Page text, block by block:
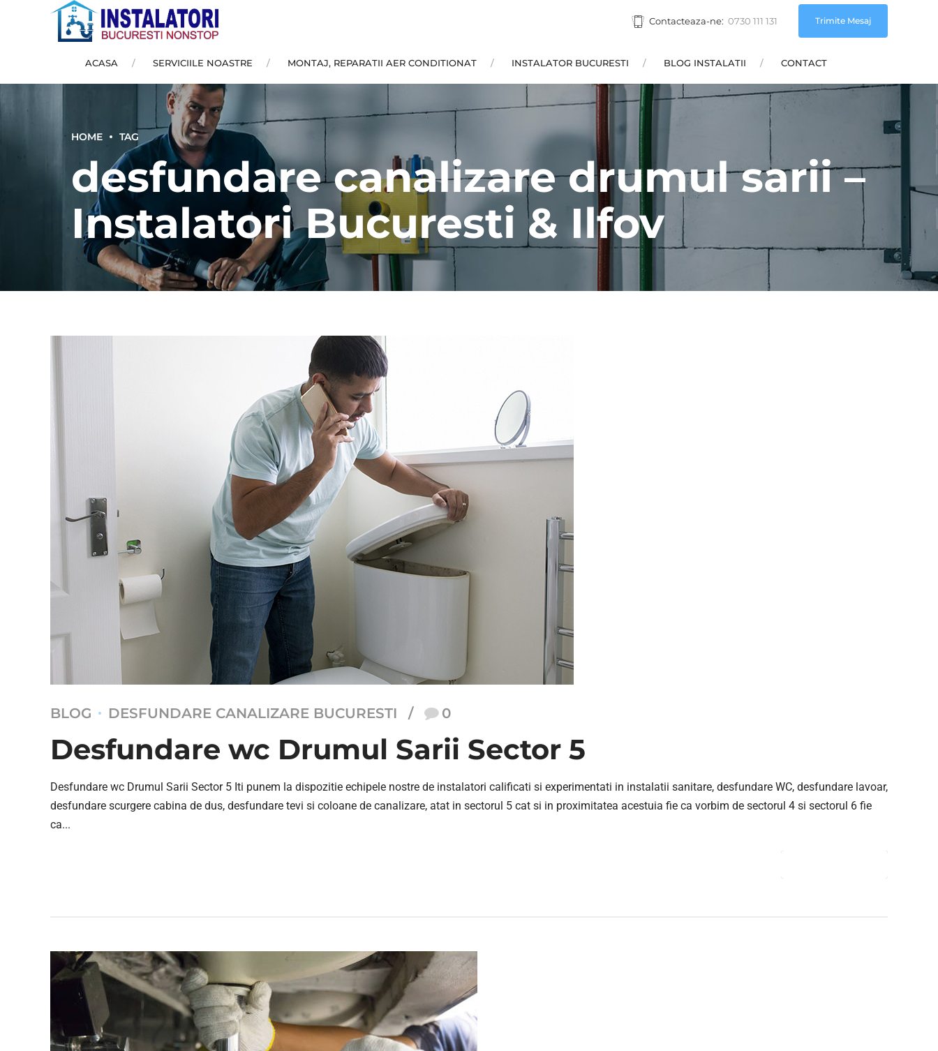
Contacteaza-ne: 0730 111 131 Trimite Mesaj
ACASA SERVICIILE NOASTRE MONTAJ, REPARATII AER CONDITIONAT INSTALATOR BUCURESTI BLOG INSTALATII CONTACT
HOME TAG
desfundare canalizare drumul sarii –
Instalatori Bucuresti & Ilfov
BLOG DESFUNDARE CANALIZARE BUCURESTI 0
Desfundare wc Drumul Sarii Sector 5
Desfundare wc Drumul Sarii Sector 5 Iti punem la dispozitie echipele nostre de instalatori calificati si experimentati in instalatii sanitare, desfundare WC, desfundare lavoar,
desfundare scurgere cabina de dus, desfundare tevi si coloane de canalizare, atat in sectorul 5 cat si in proximitatea acestuia fie ca vorbim de sectorul 4 si sectorul 6 fie
ca...